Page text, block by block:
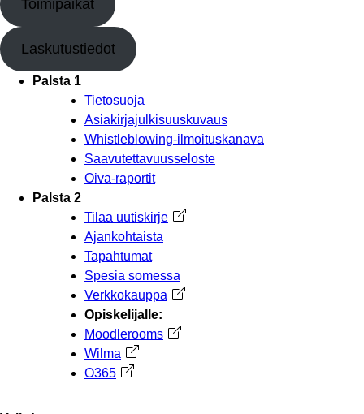
Toimipaikat
Laskutustiedot
Palsta 1
Tietosuoja
Asiakirjajulkisuuskuvaus
Whistleblowing-ilmoituskanava
Saavutettavuusseloste
Oiva-raportit
Palsta 2
Tilaa uutiskirje Avautuu uuteen välilehteen
Ajankohtaista
Tapahtumat
Spesia somessa
Verkkokauppa Avautuu uuteen välilehteen
Opiskelijalle:
Moodlerooms Avautuu uuteen välilehteen
Wilma Avautuu uuteen välilehteen
O365 Avautuu uuteen välilehteen